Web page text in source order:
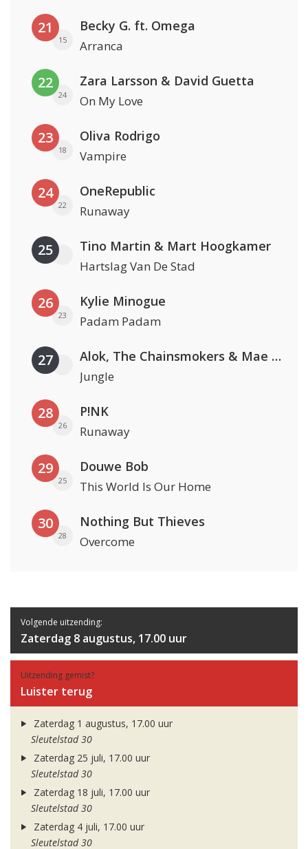
21
15
Becky G. ft. Omega
Arranca
22
24
Zara Larsson & David Guetta
On My Love
23
18
Oliva Rodrigo
Vampire
24
22
OneRepublic
Runaway
25 Tino Martin & Mart Hoogkamer
Hartslag Van De Stad
26
23
Kylie Minogue
Padam Padam
27 Alok, The Chainsmokers & Mae Stephens
Jungle
28
26
P!NK
Runaway
29
25
Douwe Bob
This World Is Our Home
30
28
Nothing But Thieves
Overcome
Volgende uitzending:
Zaterdag 8 augustus, 17.00 uur
Uitzending gemist?
Luister terug
Zaterdag 1 augustus, 17.00 uur
Sleutelstad 30
Zaterdag 25 juli, 17.00 uur
Sleutelstad 30
Zaterdag 18 juli, 17.00 uur
Sleutelstad 30
Zaterdag 4 juli, 17.00 uur
Sleutelstad 30